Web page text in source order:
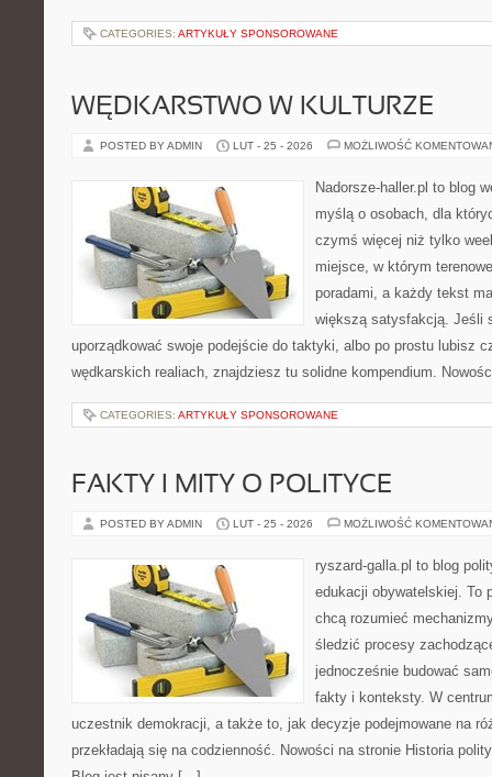
CATEGORIES: ARTYKUŁY SPONSOROWANE
WĘDKARSTWO W KULTURZE
POSTED BY ADMIN LUT - 25 - 2026 MOŻLIWOŚĆ
Nadorsze-haller.pl to blog
myślą o osobach, dla
czymś więcej niż tylko
miejsce, w którym
poradami, a każdy tekst
większą satysfakcją. Jeśli
uporządkować swoje podejście do taktyki, albo po prostu lubisz
wędkarskich realiach, znajdziesz tu solidne kompendium.
CATEGORIES: ARTYKUŁY SPONSOROWANE
FAKTY I MITY O POLITYCE
POSTED BY ADMIN LUT - 25 - 2026 MOŻLIWOŚĆ
ryszard-galla.pl to blog
edukacji obywatelskiej. To
chcą rozumieć
śledzić procesy
jednocześnie budować
fakty i konteksty. W
uczestnik demokracji, a także to, jak decyzje podejmowane na
przekładają się na codzienność. Nowości na stronie Historia